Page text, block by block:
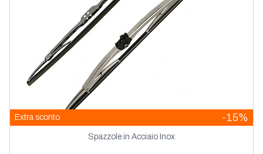
Extra sconto -15%
Spazzole in Acciaio Inox